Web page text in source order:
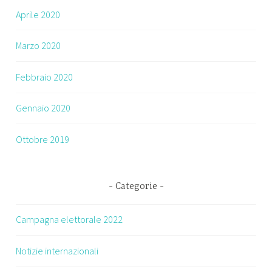
Aprile 2020
Marzo 2020
Febbraio 2020
Gennaio 2020
Ottobre 2019
Categorie
Campagna elettorale 2022
Notizie internazionali